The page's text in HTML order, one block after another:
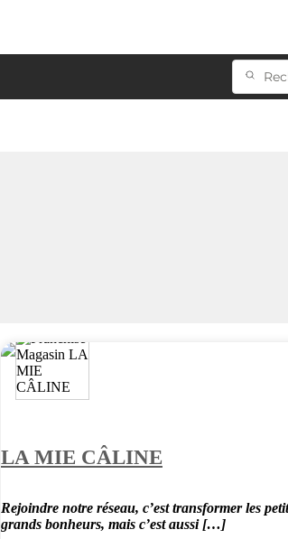
LA MIE CÂLINE
Rejoindre notre réseau, c’est transformer les
grands bonheurs, mais c’est aussi […]